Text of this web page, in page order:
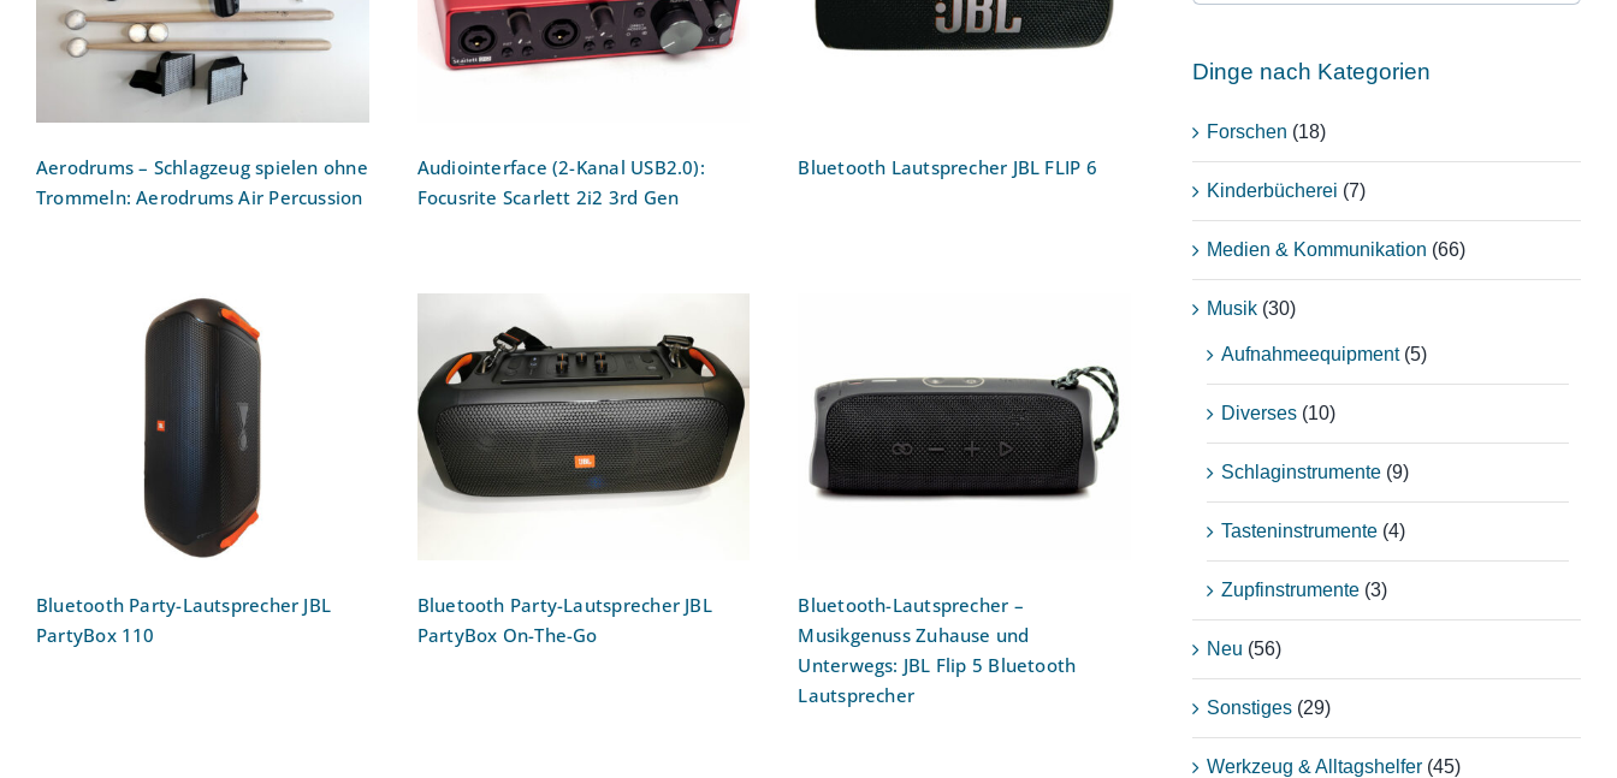
Aerodrums Air Percussion
Aerodrums – Schlagzeug spielen ohne
Trommeln: Aerodrums Air Percussion
2i2 3rd Gen
Audiointerface (2-Kanal USB2.0):
Focusrite Scarlett 2i2 3rd Gen
Bluetooth Lautsprecher JBL FLIP 6
Bluetooth Party-
Lautsprecher JBL PartyBox
110
Bluetooth Party-Lautsprecher JBL
PartyBox 110
Bluetooth Party-
Lautsprecher JBL PartyBox
On-The-Go
Bewertet
Bluetooth Party-Lautsprecher JBL
PartyBox On-The-Go
Bluetooth-Lautsprecher –
Musikgenuss Zuhause und
Unterwegs: JBL Flip 5
Bluetooth Lautsprecher
Bluetooth-Lautsprecher –
Musikgenuss Zuhause und
Unterwegs: JBL Flip 5 Bluetooth
Lautsprecher
Dinge nach Kategorien
Forschen (18)
Kinderbücherei (7)
Medien & Kommunikation (66)
Musik (30)
Aufnahmeequipment (5)
Diverses (10)
Schlaginstrumente (9)
Tasteninstrumente (4)
Zupfinstrumente (3)
Neu (56)
Sonstiges (29)
Werkzeug & Alltagshelfer (45)